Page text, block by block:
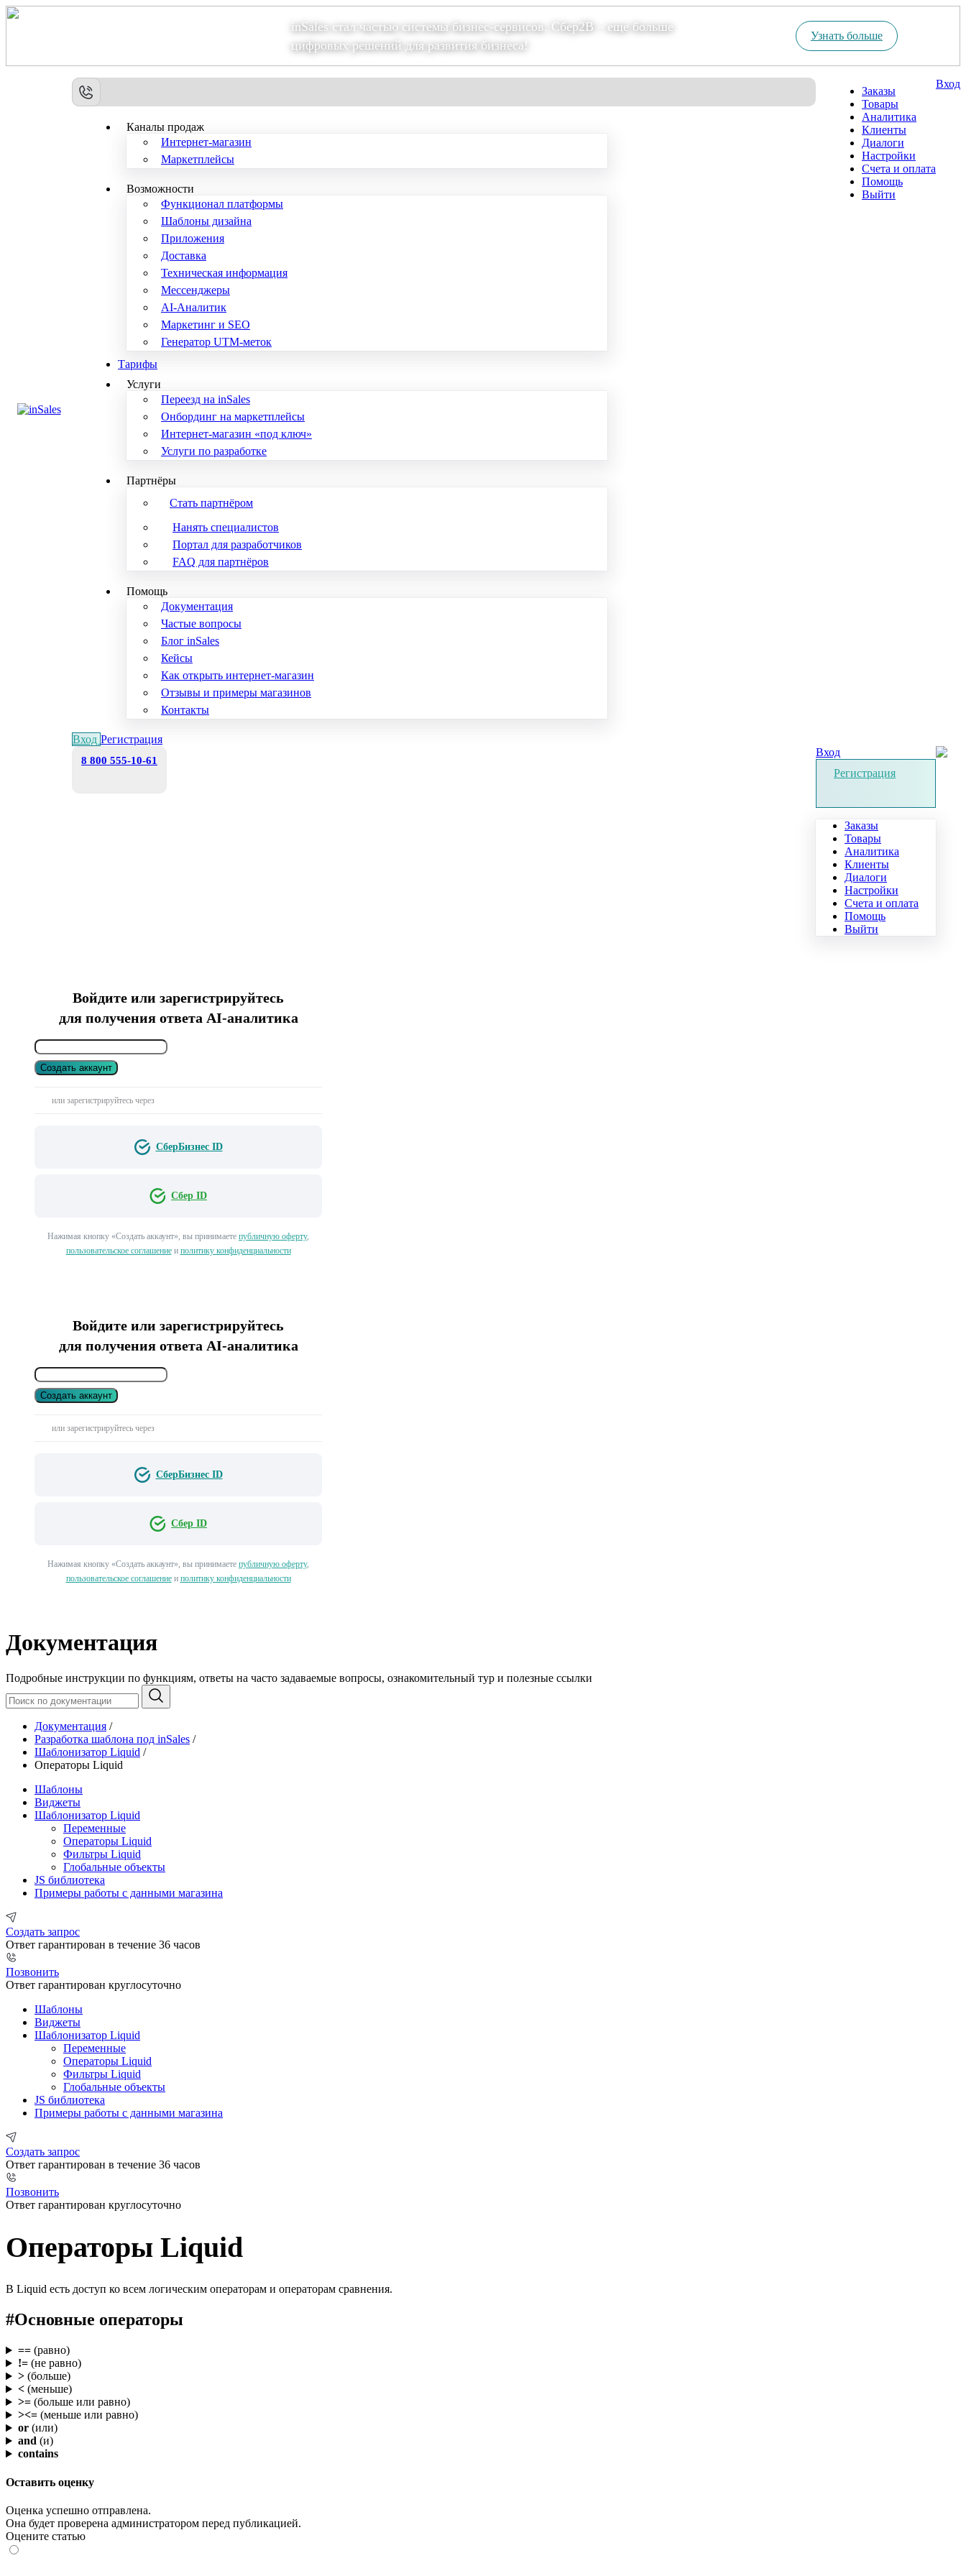
inSales стал частью системы бизнес-сервисов. Сбер2В – еще больше
цифровых решений для развития бизнеса!
Узнать больше
Каналы продаж
Интернет-магазин
Маркетплейсы
Возможности
Функционал платформы
Шаблоны дизайна
Приложения
Доставка
Техническая информация
Мессенджеры
AI-Аналитик
Маркетинг и SEO
Генератор UTM-меток
Тарифы
Услуги
Переезд на inSales
Онбординг на маркетплейсы
Интернет-магазин «под ключ»
Услуги по разработке
Партнёры
Стать партнёром
Нанять специалистов
Портал для разработчиков
FAQ для партнёров
Помощь
Документация
Частые вопросы
Блог inSales
Кейсы
Как открыть интернет-магазин
Отзывы и примеры магазинов
Контакты
Вход Регистрация
Заказы
Товары
Аналитика
Клиенты
Диалоги
Настройки
Счета и оплата
Помощь
Выйти
Вход
8 800 555-10-61
Вход
Регистрация
Заказы
Товары
Аналитика
Клиенты
Диалоги
Настройки
Счета и оплата
Помощь
Выйти
Войдите или зарегистрируйтесь
для получения ответа AI-аналитика
Создать аккаунт
или зарегистрируйтесь через
СберБизнес ID
Сбер ID
Нажимая кнопку «Создать аккаунт», вы принимаете публичную оферту,
пользовательское соглашениеи политику конфиденциальности
Войдите или зарегистрируйтесь
для получения ответа AI-аналитика
Создать аккаунт
или зарегистрируйтесь через
СберБизнес ID
Сбер ID
Нажимая кнопку «Создать аккаунт», вы принимаете публичную оферту,
пользовательское соглашениеи политику конфиденциальности
Документация
Подробные инструкции по функциям, ответы на часто задаваемые вопросы, ознакомительный тур и полезные ссылки
Документация /
Разработка шаблона под inSales /
Шаблонизатор Liquid /
Операторы Liquid
Шаблоны
Виджеты
Шаблонизатор Liquid
Переменные
Операторы Liquid
Фильтры Liquid
Глобальные объекты
JS библиотека
Примеры работы с данными магазина
Создать запрос
Ответ гарантирован в течение 36 часов
Позвонить
Ответ гарантирован круглосуточно
Шаблоны
Виджеты
Шаблонизатор Liquid
Переменные
Операторы Liquid
Фильтры Liquid
Глобальные объекты
JS библиотека
Примеры работы с данными магазина
Создать запрос
Ответ гарантирован в течение 36 часов
Позвонить
Ответ гарантирован круглосуточно
Операторы Liquid
В Liquid есть доступ ко всем логическим операторам и операторам сравнения.
#Основные операторы
==(равно)
!=(не равно)
>(больше)
<(меньше)
>=(больше или равно)
><=(меньше или равно)
or(или)
and (и)
contains
Оставить оценку
Оценка успешно отправлена.
Она будет проверена администратором перед публикацией.
Оцените статью